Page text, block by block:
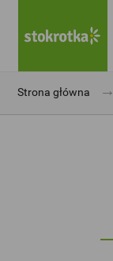
Strona główna →